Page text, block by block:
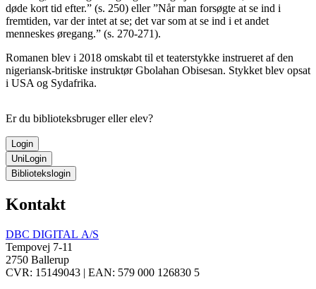
døde kort tid efter.” (s. 250) eller ”Når man forsøgte at se ind i
fremtiden, var der intet at se; det var som at se ind i et andet
menneskes øregang.” (s. 270-271).
Romanen blev i 2018 omskabt til et teaterstykke instrueret af den
nigeriansk-britiske instruktør Gbolahan Obisesan. Stykket blev opsat
i USA og Sydafrika.
Er du biblioteksbruger eller elev?
Login
UniLogin
Bibliotekslogin
Kontakt
DBC DIGITAL A/S
Tempovej 7-11
2750 Ballerup
CVR: 15149043 | EAN: 579 000 126830 5